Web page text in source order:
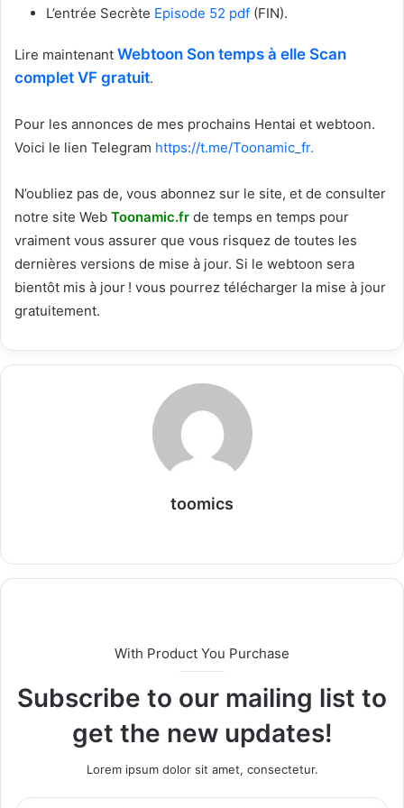
L’entrée Secrète Episode 52 pdf (FIN).
Lire maintenant Webtoon Son temps à elle Scan
complet VF gratuit.
Pour les annonces de mes prochains Hentai et webtoon.
Voici le lien Telegram https://t.me/Toonamic_fr.
N’oubliez pas de, vous abonnez sur le site, et de consulter
notre site Web Toonamic.fr de temps en temps pour
vraiment vous assurer que vous risquez de toutes les
dernières versions de mise à jour. Si le webtoon sera
bientôt mis à jour ! vous pourrez télécharger la mise à jour
gratuitement.
toomics
b
e
With Product You Purchase
Subscribe to our mailing list to
get the new updates!
Lorem ipsum dolor sit amet, consectetur.